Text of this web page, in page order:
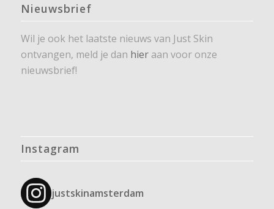
Nieuwsbrief
Wil je ook het laatste nieuws van Just Skin
ontvangen, meld je dan hieraan voor onze
nieuwsbrief!
Instagram
justskinamsterdam